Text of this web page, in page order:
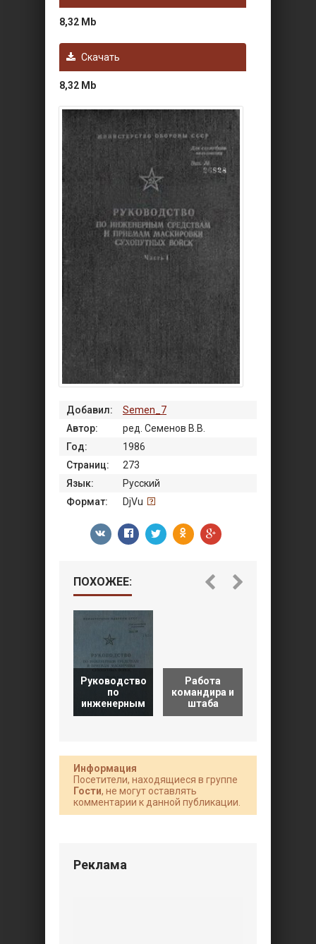
8,32 Mb
Скачать
8,32 Mb
Добавил:
Semen_7
Автор:
ред. Семенов В.В.
Год:
1986
Страниц:
273
Язык:
Русский
Формат:
DjVu
ПОХОЖЕЕ:
Руководство
по
инженерным
Работа
командира и
штаба
Информация
Посетители, находящиеся в группе
Гости, не могут оставлять
комментарии к данной публикации.
Реклама